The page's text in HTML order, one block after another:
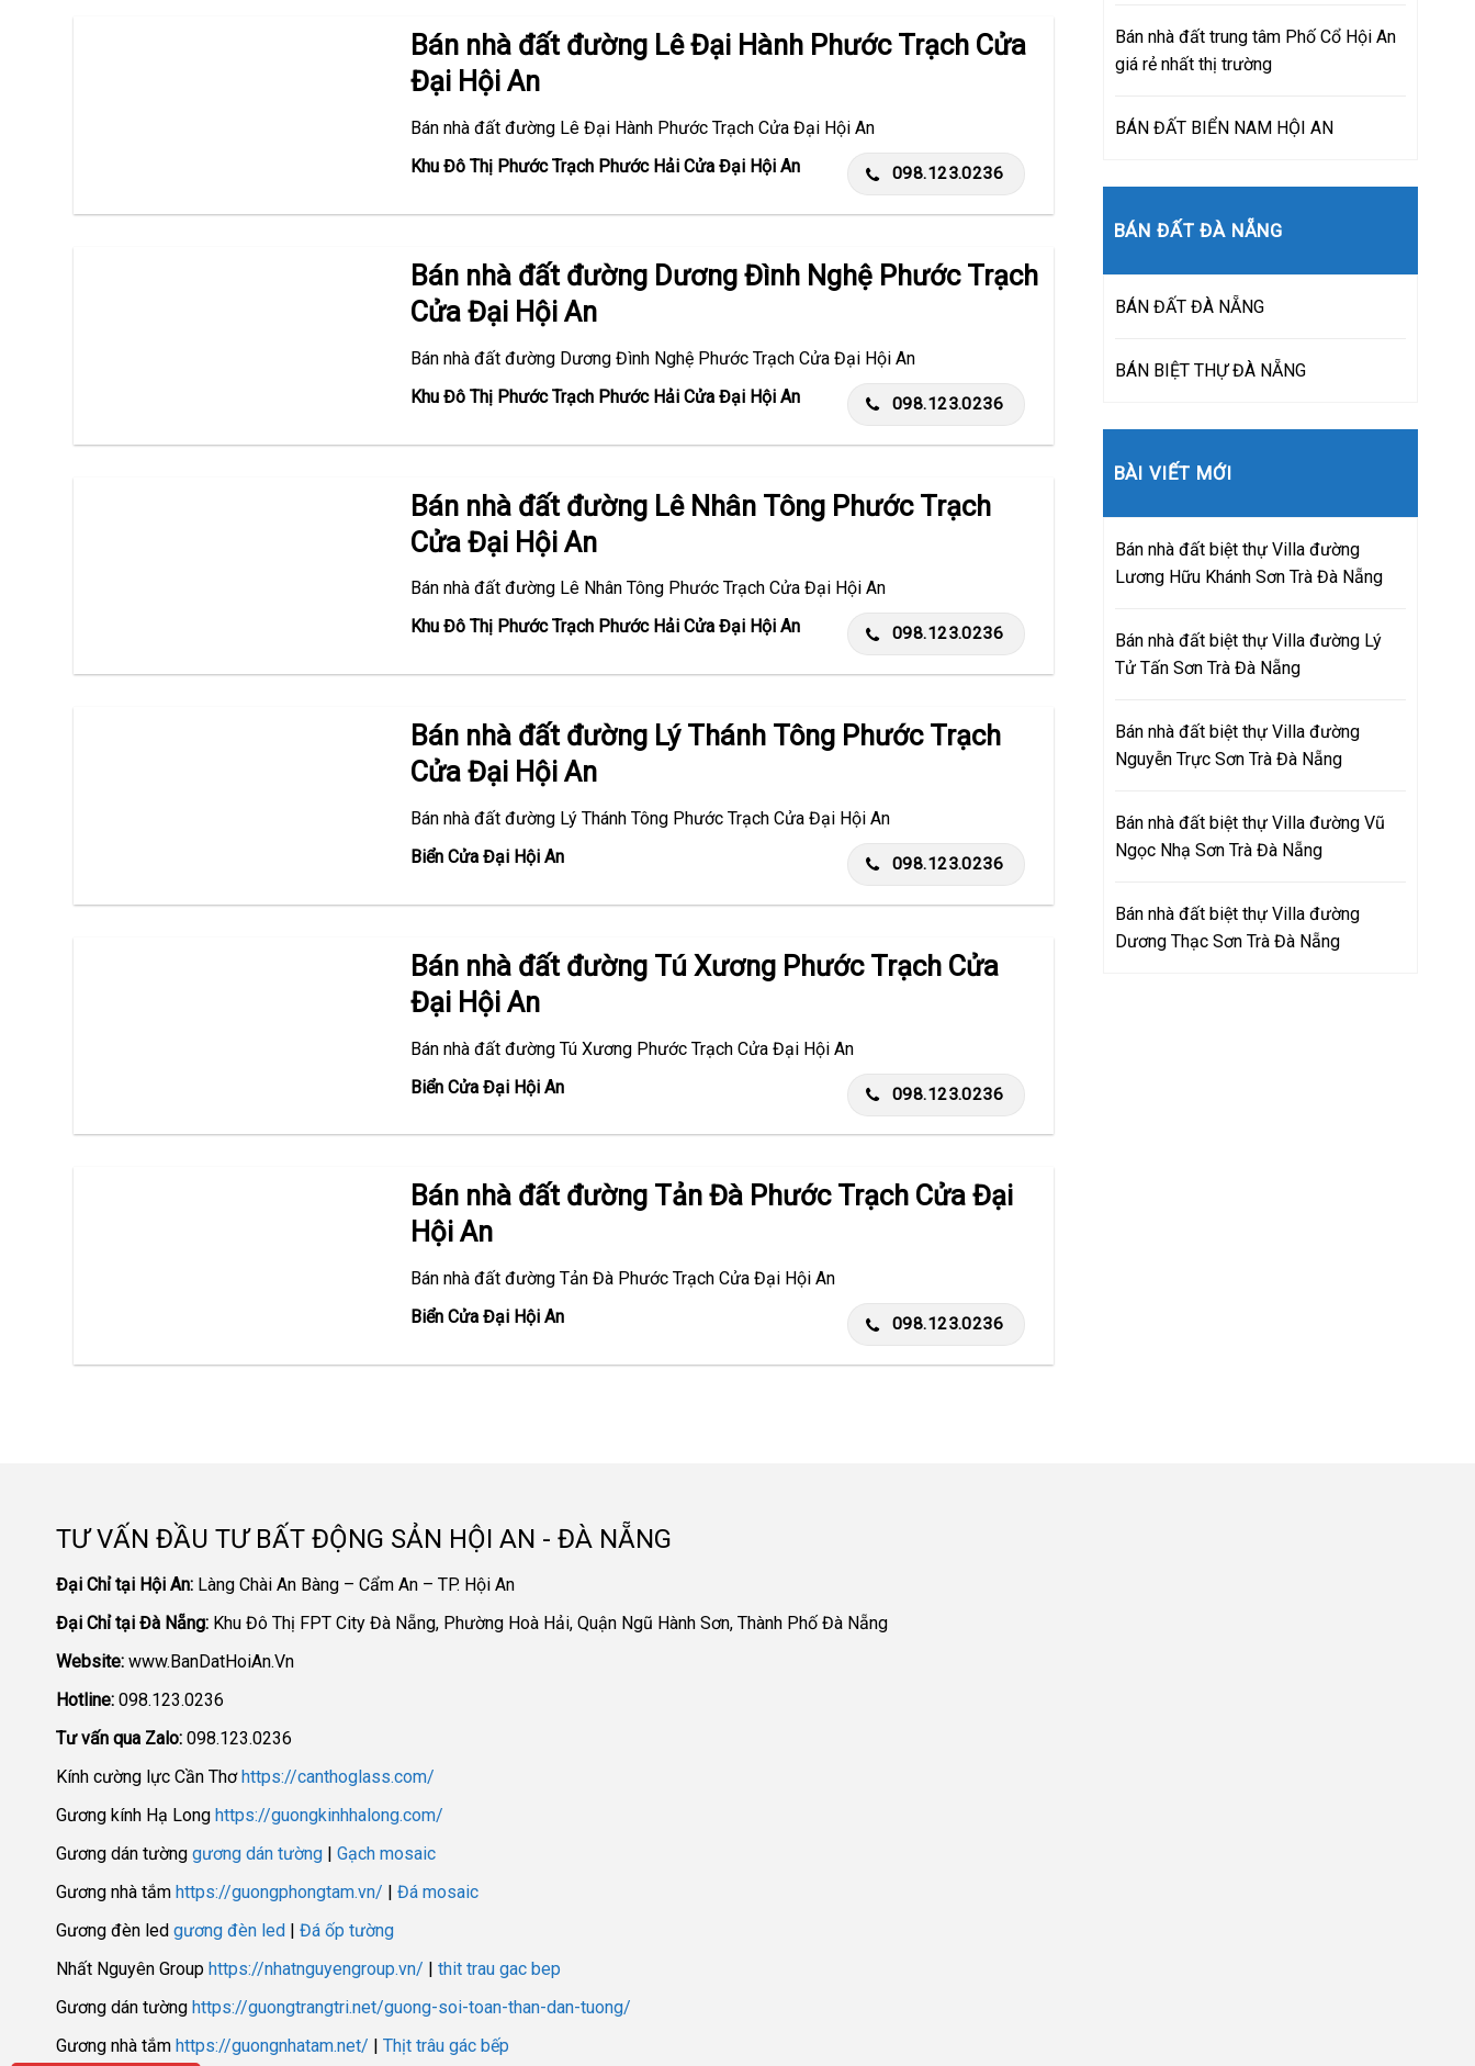
Bán nhà đất đường Lê Đại Hành Phước Trạch Cửa
Đại Hội An
Bán nhà đất đường Lê Đại Hành Phước Trạch Cửa Đại Hội An
Khu Đô Thị Phước Trạch Phước Hải Cửa Đại Hội An
098.123.0236
Bán nhà đất đường Dương Đình Nghệ Phước Trạch
Cửa Đại Hội An
Bán nhà đất đường Dương Đình Nghệ Phước Trạch Cửa Đại Hội An
Khu Đô Thị Phước Trạch Phước Hải Cửa Đại Hội An
098.123.0236
Bán nhà đất đường Lê Nhân Tông Phước Trạch
Cửa Đại Hội An
Bán nhà đất đường Lê Nhân Tông Phước Trạch Cửa Đại Hội An
Khu Đô Thị Phước Trạch Phước Hải Cửa Đại Hội An
098.123.0236
Bán nhà đất đường Lý Thánh Tông Phước Trạch
Cửa Đại Hội An
Bán nhà đất đường Lý Thánh Tông Phước Trạch Cửa Đại Hội An
Biển Cửa Đại Hội An
098.123.0236
Bán nhà đất đường Tú Xương Phước Trạch Cửa
Đại Hội An
Bán nhà đất đường Tú Xương Phước Trạch Cửa Đại Hội An
Biển Cửa Đại Hội An
098.123.0236
Bán nhà đất đường Tản Đà Phước Trạch Cửa Đại
Hội An
Bán nhà đất đường Tản Đà Phước Trạch Cửa Đại Hội An
Biển Cửa Đại Hội An
098.123.0236
Bán nhà đất trung tâm Phố Cổ Hội An
giá rẻ nhất thị trường
BÁN ĐẤT BIỂN NAM HỘI AN
BÁN ĐẤT ĐÀ NẴNG
BÁN ĐẤT ĐÀ NẴNG
BÁN BIỆT THỰ ĐÀ NẴNG
BÀI VIẾT MỚI
Bán nhà đất biệt thự Villa đường
Lương Hữu Khánh Sơn Trà Đà Nẵng
Bán nhà đất biệt thự Villa đường Lý
Tử Tấn Sơn Trà Đà Nẵng
Bán nhà đất biệt thự Villa đường
Nguyễn Trực Sơn Trà Đà Nẵng
Bán nhà đất biệt thự Villa đường Vũ
Ngọc Nhạ Sơn Trà Đà Nẵng
Bán nhà đất biệt thự Villa đường
Dương Thạc Sơn Trà Đà Nẵng
TƯ VẤN ĐẦU TƯ BẤT ĐỘNG SẢN HỘI AN - ĐÀ NẴNG
Đại Chỉ tại Hội An:Làng Chài An Bàng – Cẩm An – TP. Hội An
Đại Chỉ tại Đà Nẵng:Khu Đô Thị FPT City Đà Nẵng, Phường Hoà Hải, Quận Ngũ Hành Sơn, Thành Phố Đà Nẵng
Website:www.BanDatHoiAn.Vn
Hotline:098.123.0236
Tư vấn qua Zalo:098.123.0236
Kính cường lực Cần Thơhttps://canthoglass.com/
Gương kính Hạ Long https://guongkinhhalong.com/
Gương dán tường gương dán tường| Gạch mosaic
Gương nhà tắm https://guongphongtam.vn/ | Đá mosaic
Gương đèn led gương đèn led| Đá ốp tường
Nhất Nguyên Group https://nhatnguyengroup.vn/ | thit trau gac bep
Gương dán tường https://guongtrangtri.net/guong-soi-toan-than-dan-tuong/
Gương nhà tắm https://guongnhatam.net/ | Thịt trâu gác bếp